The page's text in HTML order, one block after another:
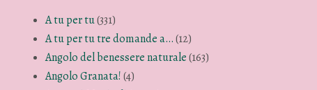
A tu per tu(331)
A tu per tu tre domande a…(12)
Angolo del benessere naturale(163)
Angolo Granata!(4)